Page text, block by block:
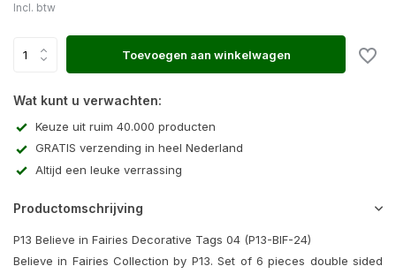
Incl. btw
Toevoegen aan winkelwagen
Wat kunt u verwachten:
Keuze uit ruim 40.000 producten
GRATIS verzending in heel Nederland
Altijd een leuke verrassing
Productomschrijving
P13 Believe in Fairies Decorative Tags 04 (P13-BIF-24)
Believe in Fairies Collection by P13. Set of 6 pieces double sided